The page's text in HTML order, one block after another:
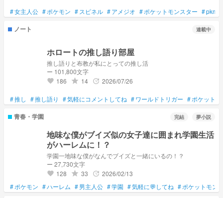
#女主人公 #ポケモン # スピネル #アメジオ #ポケットモンスター #pkmn
ノート 連載中
ホロートの推し語り部屋
推し語りと布教が私にとっての推し活
ー 101,800文字
favorite 186 grade 14 update 2026/07/26
#推し #推し語り #気軽にコメントしてね #ワールドトリガー #ポケット
青春・学園 完結 夢小説
地味な僕がブイズ似の女子達に囲まれ学園生活
がハーレムに！？
学園一地味な僕がなんでブイズと一緒にいるの！？
ー 27,730文字
favorite 128 grade 33 update 2026/02/13
#ポケモン #ハーレム #男主人公 #学園 #気軽に💬してね #ポケットモン